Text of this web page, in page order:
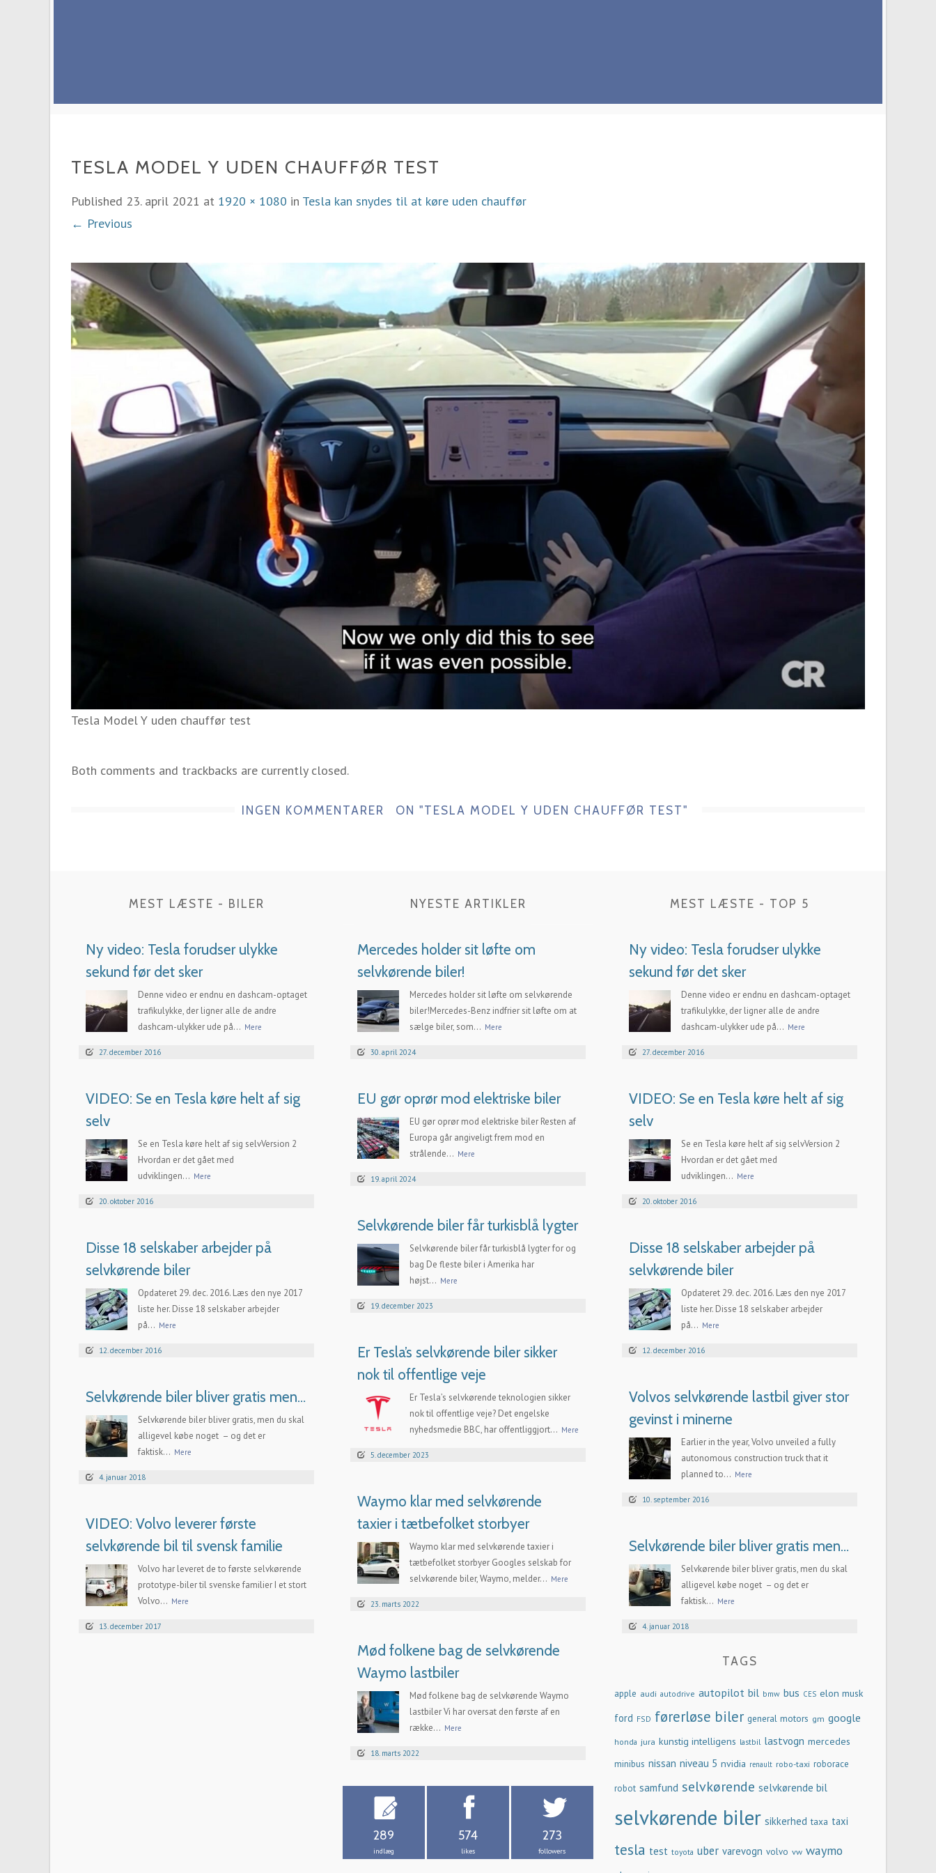
TESLA MODEL Y UDEN CHAUFFØR TEST
Published 23. april 2021 at 1920 × 1080 in Tesla kan snydes til at køre uden chauffør
← Previous
Tesla Model Y uden chauffør test
Both comments and trackbacks are currently closed.
INGEN KOMMENTARER ON "TESLA MODEL Y UDEN CHAUFFØR TEST"
MEST LÆSTE - BILER
Ny video: Tesla forudser ulykke
sekund før det sker
Denne video er endnu en dashcam-optaget
trafikulykke, der ligner alle de andre
dashcam-ulykker ude på... Mere
27. december 2016
VIDEO: Se en Tesla køre helt af sig
selv
Se en Tesla køre helt af sig selvVersion 2
Hvordan er det gået med
udviklingen... Mere
20. oktober 2016
Disse 18 selskaber arbejder på
selvkørende biler
Opdateret 29. dec. 2016. Læs den nye 2017
liste her. Disse 18 selskaber arbejder
på... Mere
12. december 2016
Selvkørende biler bliver gratis men…
Selvkørende biler bliver gratis, men du skal
alligevel købe noget – og det er
faktisk... Mere
4. januar 2018
VIDEO: Volvo leverer første
selvkørende bil til svensk familie
Volvo har leveret de to første selvkørende
prototype-biler til svenske familier I et stort
Volvo... Mere
13. december 2017
NYESTE ARTIKLER
Mercedes holder sit løfte om
selvkørende biler!
Mercedes holder sit løfte om selvkørende
biler!Mercedes-Benz indfrier sit løfte om at
sælge biler, som... Mere
30. april 2024
EU gør oprør mod elektriske biler
EU gør oprør mod elektriske biler Resten af
Europa går angiveligt frem mod en
strålende... Mere
19. april 2024
Selvkørende biler får turkisblå lygter
Selvkørende biler får turkisblå lygter for og
bag De fleste biler i Amerika har
højst... Mere
19. december 2023
Er Tesla’s selvkørende biler sikker
nok til offentlige veje
Er Tesla’s selvkørende teknologien sikker
nok til offentlige veje? Det engelske
nyhedsmedie BBC, har offentliggjort... Mere
5. december 2023
Waymo klar med selvkørende
taxier i tætbefolket storbyer
Waymo klar med selvkørende taxier i
tætbefolket storbyer Googles selskab for
selvkørende biler, Waymo, melder... Mere
23. marts 2022
Mød folkene bag de selvkørende
Waymo lastbiler
Mød folkene bag de selvkørende Waymo
lastbiler Vi har oversat den første af en
række... Mere
18. marts 2022
289
indlæg
574
likes
273
followers
MEST LÆSTE - TOP 5
Ny video: Tesla forudser ulykke
sekund før det sker
Denne video er endnu en dashcam-optaget
trafikulykke, der ligner alle de andre
dashcam-ulykker ude på... Mere
27. december 2016
VIDEO: Se en Tesla køre helt af sig
selv
Se en Tesla køre helt af sig selvVersion 2
Hvordan er det gået med
udviklingen... Mere
20. oktober 2016
Disse 18 selskaber arbejder på
selvkørende biler
Opdateret 29. dec. 2016. Læs den nye 2017
liste her. Disse 18 selskaber arbejder
på... Mere
12. december 2016
Volvos selvkørende lastbil giver stor
gevinst i minerne
Earlier in the year, Volvo unveiled a fully
autonomous construction truck that it
planned to... Mere
10. september 2016
Selvkørende biler bliver gratis men…
Selvkørende biler bliver gratis, men du skal
alligevel købe noget – og det er
faktisk... Mere
4. januar 2018
TAGS
apple audi autodrive autopilot bil bmw bus CES elon musk
ford FSD førerløse biler general motors gm google
honda jura kunstig intelligens lastbil lastvogn mercedes
minibus nissan niveau 5 nvidia renault robo-taxi roborace
robot samfund selvkørende selvkørende bil
selvkørende biler sikkerhed taxa taxi
tesla test toyota uber varevogn volvo vw waymo